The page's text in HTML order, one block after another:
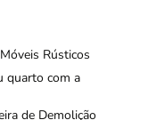
Rústicos
quarto com a
de Demolição